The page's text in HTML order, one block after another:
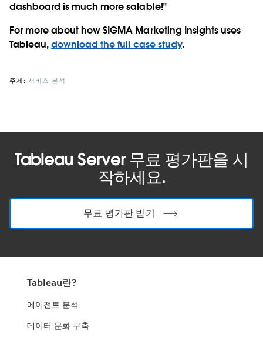
dashboard is much more salable!"
For more about how SIGMA Marketing Insights uses
Tableau,download the full case study.
주제: 서비스 분석
Tableau Server 무료 평가판을 시
작하세요.
무료 평가판 받기
Tableau란?
에이전트 분석
데이터 문화 구축